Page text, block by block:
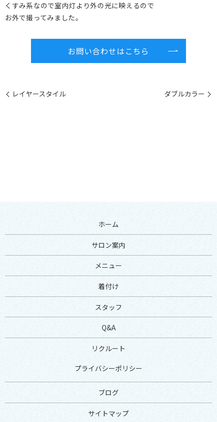
くすみ系なので室内灯より外の光に映えるので
お外で撮ってみました。
お問い合わせはこちら
レイヤースタイル ダブルカラー
ホーム
サロン案内
メニュー
着付け
スタッフ
Q&A
リクルート
プライバシーポリシー
ブログ
サイトマップ